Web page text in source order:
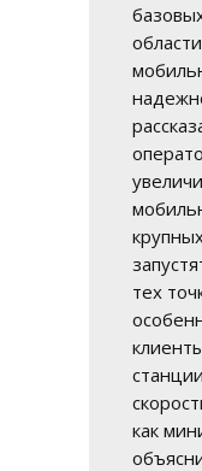
тех
как